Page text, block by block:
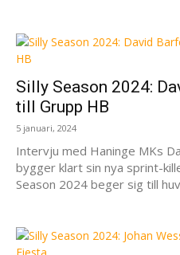
Silly Season 2024:
till Grupp HB
5 januari, 2024
Intervju med Haninge MKs
bygger klart sin nya sprint-
Season 2024 beger sig till